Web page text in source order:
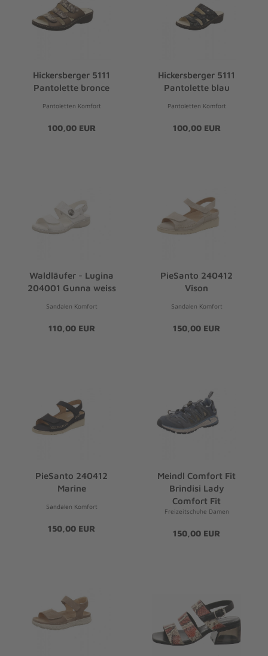
Hickersberger 5111
Pantolette bronce
Pantoletten Komfort
100,00 EUR
Hickersberger 5111
Pantolette blau
Pantoletten Komfort
100,00 EUR
Waldläufer - Lugina
204001 Gunna weiss
Sandalen Komfort
110,00 EUR
PieSanto 240412
Vison
Sandalen Komfort
150,00 EUR
PieSanto 240412
Marine
Sandalen Komfort
150,00 EUR
Meindl Comfort Fit
Brindisi Lady
Comfort Fit
Freizeitschuhe Damen
150,00 EUR